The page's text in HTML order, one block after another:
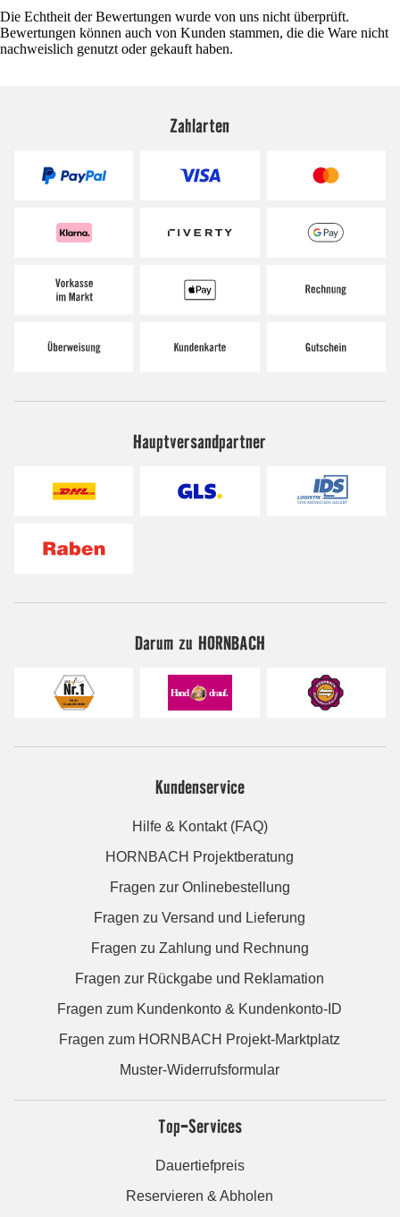
Die Echtheit der Bewertungen wurde von uns nicht überprüft.
Bewertungen können auch von Kunden stammen, die die Ware nicht
nachweislich genutzt oder gekauft haben.
Zahlarten
Hauptversandpartner
Darum zu HORNBACH
Kundenservice
Hilfe & Kontakt (FAQ)
HORNBACH Projektberatung
Fragen zur Onlinebestellung
Fragen zu Versand und Lieferung
Fragen zu Zahlung und Rechnung
Fragen zur Rückgabe und Reklamation
Fragen zum Kundenkonto & Kundenkonto-ID
Fragen zum HORNBACH Projekt-Marktplatz
Muster-Widerrufsformular
Top-Services
Dauertiefpreis
Reservieren & Abholen